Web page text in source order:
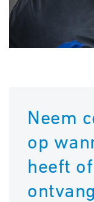
Neem
op
heeft